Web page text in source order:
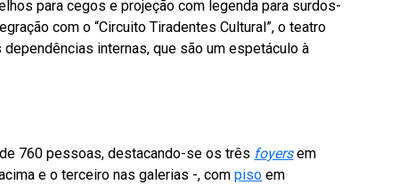
para cegos e projeção com legenda para surdos-
com o “Circuito Tiradentes Cultural”, o teatro
internas, que são um espetáculo à
760 pessoas, destacando-se os três foyersem
e o terceiro nas galerias -, compiso em